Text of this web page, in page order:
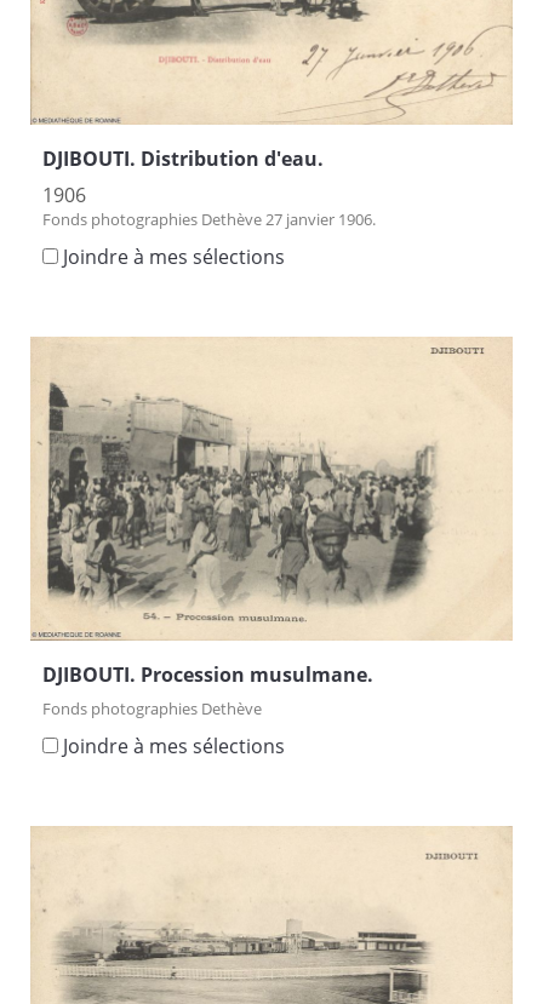
DJIBOUTI. Distribution d'eau.
1906
Fonds photographies Dethève 27 janvier 1906.
Joindre à mes sélections
DJIBOUTI. Procession musulmane.
Fonds photographies Dethève
Joindre à mes sélections